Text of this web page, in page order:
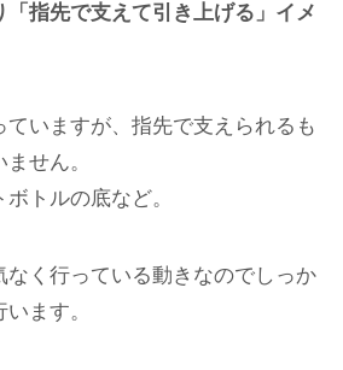
指先で支えて引き上げる」イメ
ていますが、指先で支えられるも
せん。
トルの底など。
なく行っている動きなのでしっか
ます。